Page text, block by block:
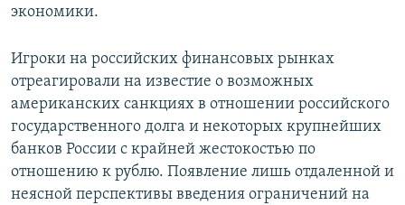
экономики.
Игроки на российских финансовых рынках
отреагировали на известие о возможных
американских санкциях в отношении российского
государственного долга и некоторых крупнейших
банков России с крайней жестокостью по
отношению к рублю. Появление лишь отдаленной и
неясной перспективы введения ограничений на